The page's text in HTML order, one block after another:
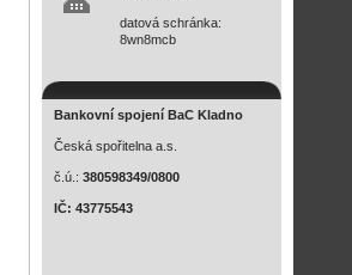
datová schránka:
8wn8mcb
Bankovní spojení BaC Kladno
Česká spořitelna a.s.
č.ú.: 380598349/0800
IČ: 43775543